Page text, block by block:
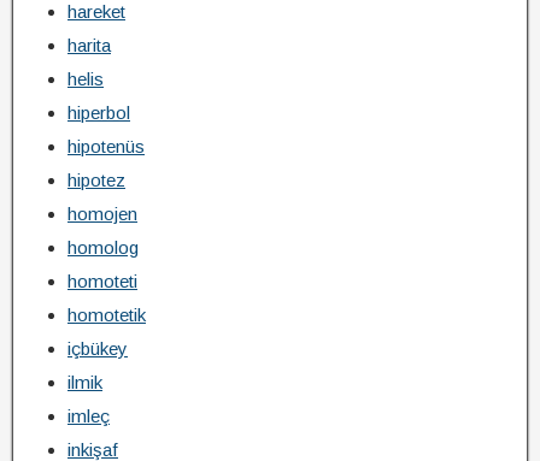
hareket
harita
helis
hiperbol
hipotenüs
hipotez
homojen
homolog
homoteti
homotetik
içbükey
ilmik
imleç
inkişaf